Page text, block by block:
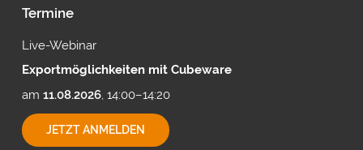
Termine
Live-Webinar
Exportmöglichkeiten mit Cubeware
am 11.08.2026, 14:00–14:20
JETZT ANMELDENEXPORTMÖGLICHKEITEN
MIT